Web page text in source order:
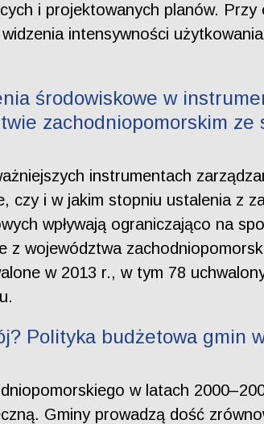
i projektowanych planów. Przy
intensywności
środowiskowe w
zachodniopomorskim ze
instrumentach
czy i w jakim stopniu ustalenia z
wpływają ograniczająco na
województwa
w 2013 r., w tym 78
Polityka budżetowa gmin
w latach
Gminy prowadzą dość